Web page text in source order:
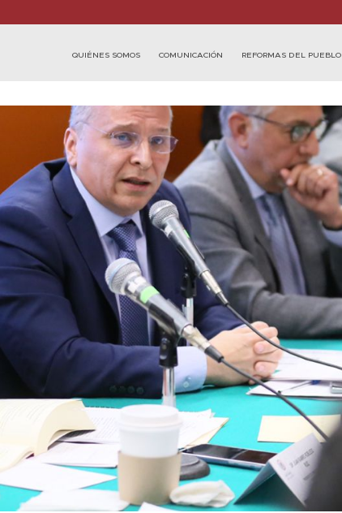
QUIÉNES SOMOS COMUNICACIÓN REFORMAS DEL PUEBLO